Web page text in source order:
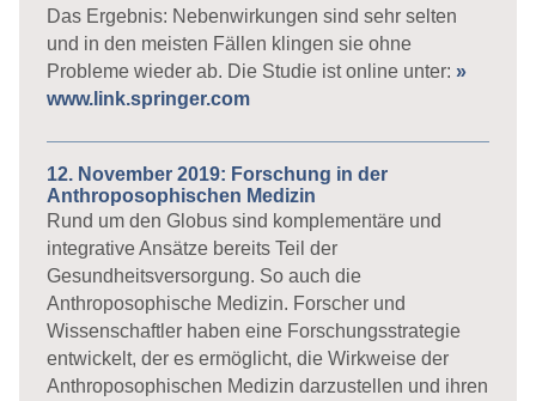
Das Ergebnis: Nebenwirkungen sind sehr selten
und in den meisten Fällen klingen sie ohne
Probleme wieder ab. Die Studie ist online unter: »
www.link.springer.com
12. November 2019: Forschung in der
Anthroposophischen Medizin
Rund um den Globus sind komplementäre und
integrative Ansätze bereits Teil der
Gesundheitsversorgung. So auch die
Anthroposophische Medizin. Forscher und
Wissenschaftler haben eine Forschungsstrategie
entwickelt, der es ermöglicht, die Wirkweise der
Anthroposophischen Medizin darzustellen und ihren